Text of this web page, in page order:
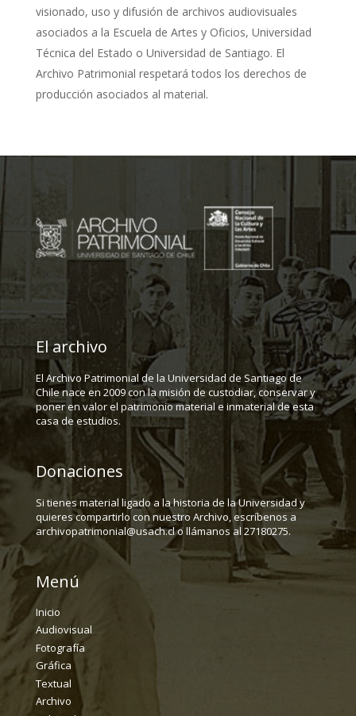
visionado, uso y difusión de archivos audiovisuales
asociados a la Escuela de Artes y Oficios, Universidad
Técnica del Estado o Universidad de Santiago. El
Archivo Patrimonial respetará todos los derechos de
producción asociados al material.
El archivo
El Archivo Patrimonial de la Universidad de Santiago de
Chile nace en 2009 con la misión de custodiar, conservar y
poner en valor el patrimonio material e inmaterial de esta
casa de estudios.
Donaciones
Si tienes material ligado a la historia de la Universidad y
quieres compartirlo con nuestro Archivo, escríbenos a
archivopatrimonial@usach.cl o llámanos al 27180275.
Menú
Inicio
Audiovisual
Fotografía
Gráfica
Textual
Archivo